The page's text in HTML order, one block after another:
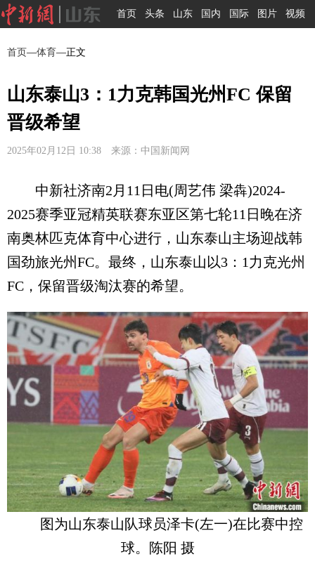
首页 头条 山东 国内 国际 图片 视频
首页—体育—正文
山东泰山3：1力克韩国光州FC 保留
晋级希望
2025年02月12日 10:38 来源：中国新闻网
中新社济南2月11日电(周艺伟 梁犇)2024-
2025赛季亚冠精英联赛东亚区第七轮11日晚在济
南奥林匹克体育中心进行，山东泰山主场迎战韩
国劲旅光州FC。最终，山东泰山以3：1力克光州
FC，保留晋级淘汰赛的希望。
图为山东泰山队球员泽卡(左一)在比赛中控
球。陈阳 摄